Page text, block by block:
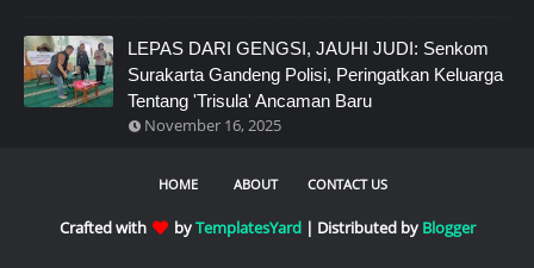
LEPAS DARI GENGSI, JAUHI JUDI: Senkom
Surakarta Gandeng Polisi, Peringatkan Keluarga
Tentang 'Trisula' Ancaman Baru
November 16, 2025
HOME ABOUT CONTACT US
Crafted with byTemplatesYard| Distributed by Blogger